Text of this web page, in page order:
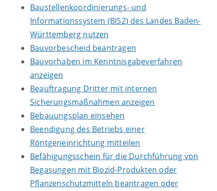
Baustellenkoordinierungs- und
Informationssystem (BIS2) des Landes Baden-
Württemberg nutzen
Bauvorbescheid beantragen
Bauvorhaben im Kenntnisgabeverfahren
anzeigen
Beauftragung Dritter mit internen
Sicherungsmaßnahmen anzeigen
Bebauungsplan einsehen
Beendigung des Betriebs einer
Röntgeneinrichtung mitteilen
Befähigungsschein für die Durchführung von
Begasungen mit Biozid-Produkten oder
Pflanzenschutzmitteln beantragen oder